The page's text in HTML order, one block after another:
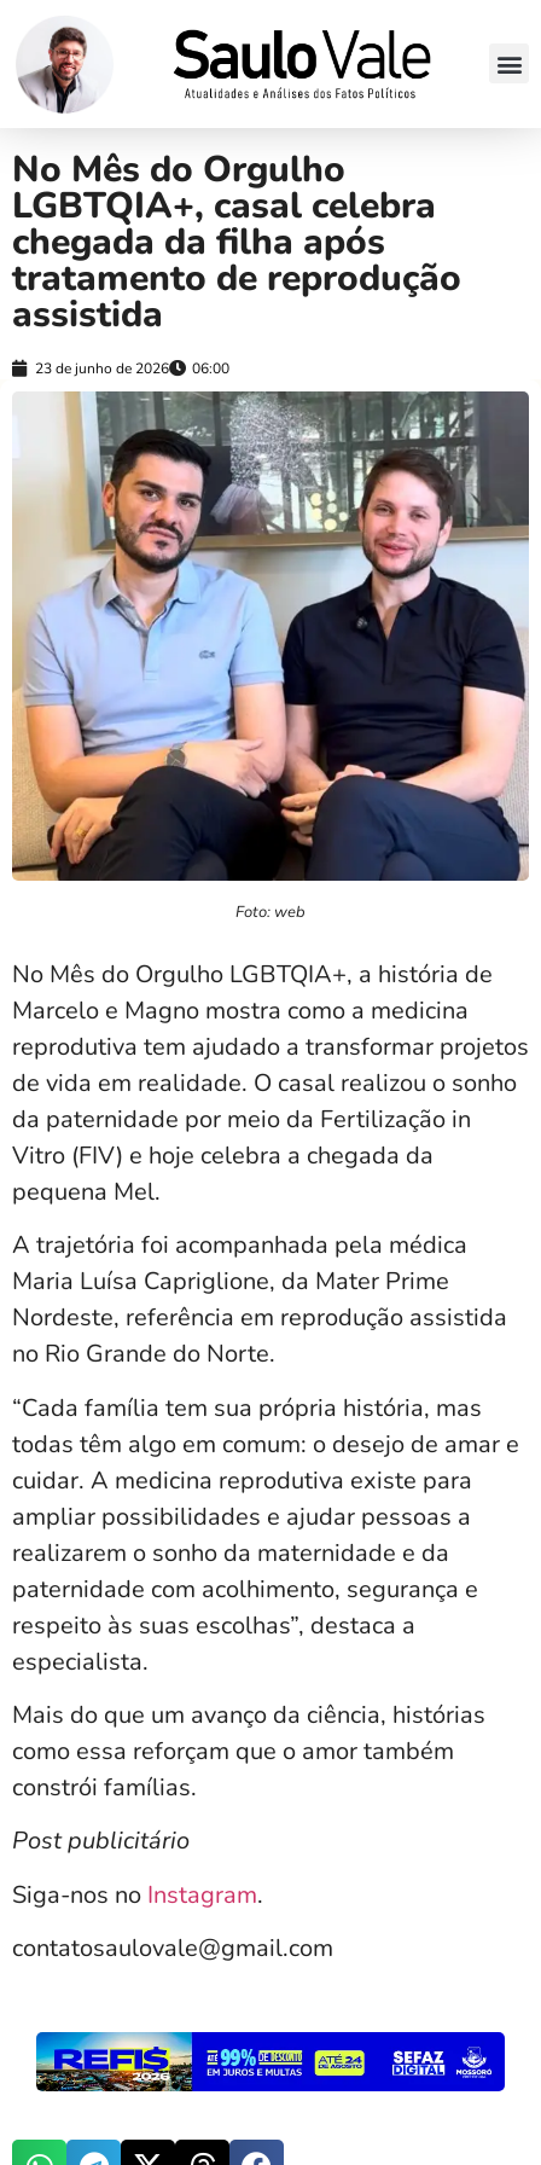
No Mês do Orgulho
LGBTQIA+, casal celebra
chegada da filha após
tratamento de reprodução
assistida
23 de junho de 2026 06:00
Foto: web
No Mês do Orgulho LGBTQIA+, a história de
Marcelo e Magno mostra como a medicina
reprodutiva tem ajudado a transformar projetos
de vida em realidade. O casal realizou o sonho
da paternidade por meio da Fertilização in
Vitro (FIV) e hoje celebra a chegada da
pequena Mel.
A trajetória foi acompanhada pela médica
Maria Luísa Capriglione, da Mater Prime
Nordeste, referência em reprodução assistida
no Rio Grande do Norte.
“Cada família tem sua própria história, mas
todas têm algo em comum: o desejo de amar e
cuidar. A medicina reprodutiva existe para
ampliar possibilidades e ajudar pessoas a
realizarem o sonho da maternidade e da
paternidade com acolhimento, segurança e
respeito às suas escolhas”, destaca a
especialista.
Mais do que um avanço da ciência, histórias
como essa reforçam que o amor também
constrói famílias.
Post publicitário
Siga-nos no Instagram.
contatosaulovale@gmail.com